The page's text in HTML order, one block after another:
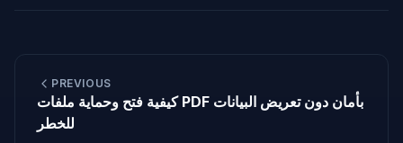
PREVIOUS
كيفية فتح وحماية ملفات PDF بأمان دون تعريض البيانات
للخطر